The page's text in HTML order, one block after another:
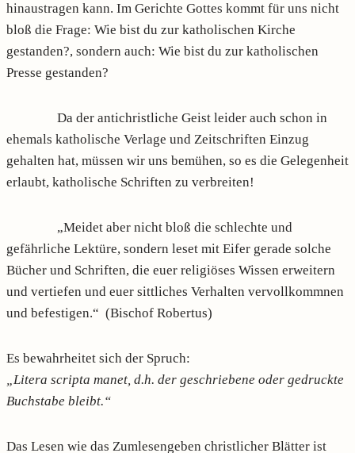
hinaustragen kann. Im Gerichte Gottes kommt für uns nicht
bloß die Frage: Wie bist du zur katholischen Kirche
gestanden?, sondern auch: Wie bist du zur katholischen
Presse gestanden?
Da der antichristliche Geist leider auch schon in
ehemals katholische Verlage und Zeitschriften Einzug
gehalten hat, müssen wir uns bemühen, so es die Gelegenheit
erlaubt, katholische Schriften zu verbreiten!
„Meidet aber nicht bloß die schlechte und
gefährliche Lektüre, sondern leset mit Eifer gerade solche
Bücher und Schriften, die euer religiöses Wissen erweitern
und vertiefen und euer sittliches Verhalten vervollkommnen
und befestigen.“ (Bischof Robertus)
Es bewahrheitet sich der Spruch:
„Litera scripta manet, d.h. der geschriebene oder gedruckte
Buchstabe bleibt.“
Das Lesen wie das Zumlesengeben christlicher Blätter ist